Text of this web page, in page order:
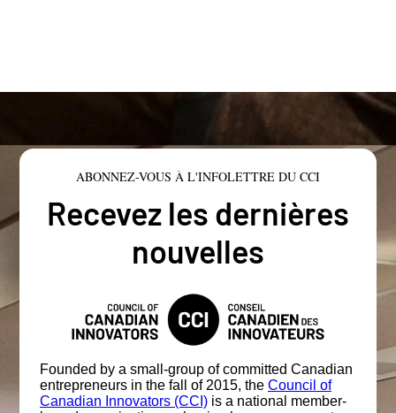
ABONNEZ-VOUS À L'INFOLETTRE DU CCI
Recevez les dernières
nouvelles